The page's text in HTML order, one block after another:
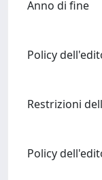
Anno di fine
Policy
Restrizioni
Policy